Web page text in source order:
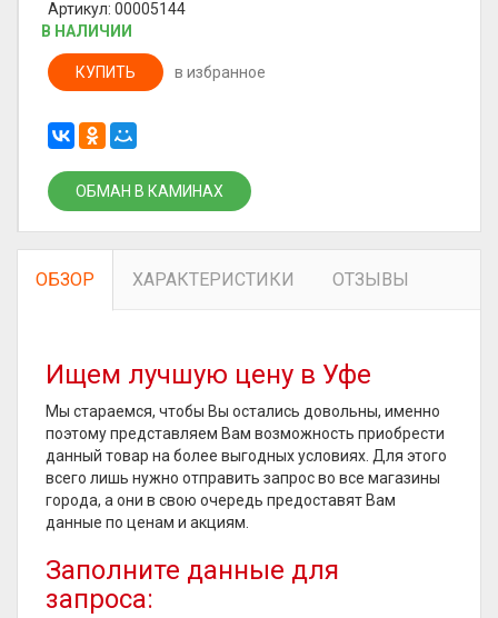
Артикул: 00005144
В НАЛИЧИИ
КУПИТЬ в избранное
ОБМАН В КАМИНАХ
ОБЗОР ХАРАКТЕРИСТИКИ ОТЗЫВЫ
Ищем лучшую цену в Уфе
Мы стараемся, чтобы Вы остались довольны, именно
поэтому представляем Вам возможность приобрести
данный товар на более выгодных условиях. Для этого
всего лишь нужно отправить запрос во все магазины
города, а они в свою очередь предоставят Вам
данные по ценам и акциям.
Заполните данные для
запроса: